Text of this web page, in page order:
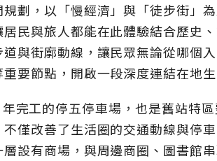
劃，以「慢經濟」與「徒步街」
民與旅人都能在此體驗結合歷史
與街廓動線，讓民眾無論從哪個
要節點，開啟一段深度連結在地
完工的停五停車場，也是舊站特
僅改善了生活圈的交通動線與停
設有商場，與周邊商圈、圖書館